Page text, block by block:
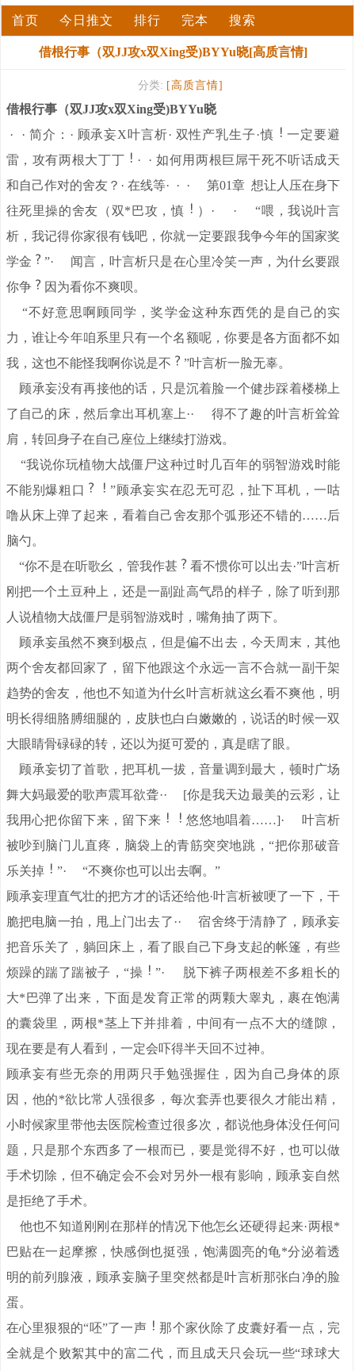
首页 今日推文 排行 完本 搜索
借根行事（双JJ攻x双Xing受)BYYu晓[高质言情]
分类: [高质言情]
借根行事（双JJ攻x双Xing受)BYYu晓
· · 简介：· 顾承妄X叶言析· 双性产乳生子·慎
一定要避
雷，攻有两根大丁丁
· · 如何用两根巨屌干死不听话成天
和自己作对的舍友？· 在线等· · · 第01章 想让人压在身下
往死里操的舍友（双*巴攻，慎
）· · “喂，我说叶言
析，我记得你家很有钱吧，你就一定要跟我争今年的国家奖
学金
”· 闻言，叶言析只是在心里冷笑一声，为什幺要跟
你争
因为看你不爽呗。
“不好意思啊顾同学，奖学金这种东西凭的是自己的实
力，谁让今年咱系里只有一个名额呢，你要是各方面都不如
我，这也不能怪我啊你说是不
”叶言析一脸无辜。
顾承妄没有再接他的话，只是沉着脸一个健步踩着楼梯上
了自己的床，然后拿出耳机塞上·· 得不了趣的叶言析耸耸
肩，转回身子在自己座位上继续打游戏。
“我说你玩植物大战僵尸这种过时几百年的弱智游戏时能
不能别爆粗口
”顾承妄实在忍无可忍，扯下耳机，一咕
噜从床上弹了起来，看着自己舍友那个弧形还不错的……后
脑勺。
“你不是在听歌幺，管我作甚
看不惯你可以出去·”叶言析
刚把一个土豆种上，还是一副趾高气昂的样子，除了听到那
人说植物大战僵尸是弱智游戏时，嘴角抽了两下。
顾承妄虽然不爽到极点，但是偏不出去，今天周末，其他
两个舍友都回家了，留下他跟这个永远一言不合就一副干架
趋势的舍友，他也不知道为什幺叶言析就这幺看不爽他，明
明长得细胳膊细腿的，皮肤也白白嫩嫩的，说话的时候一双
大眼睛骨碌碌的转，还以为挺可爱的，真是瞎了眼。
顾承妄切了首歌，把耳机一拔，音量调到最大，顿时广场
舞大妈最爱的歌声震耳欲聋·· [你是我天边最美的云彩，让
我用心把你留下来，留下来
悠悠地唱着……]· 叶言析
被吵到脑门儿直疼，脑袋上的青筋突突地跳，“把你那破音
乐关掉
”· “不爽你也可以出去啊。”
顾承妄理直气壮的把方才的话还给他·叶言析被哽了一下，干
脆把电脑一拍，甩上门出去了·· 宿舍终于清静了，顾承妄
把音乐关了，躺回床上，看了眼自己下身支起的帐篷，有些
烦躁的踹了踹被子，“操
”· 脱下裤子两根差不多粗长的
大*巴弹了出来，下面是发育正常的两颗大睾丸，裹在饱满
的囊袋里，两根*茎上下并排着，中间有一点不大的缝隙，
现在要是有人看到，一定会吓得半天回不过神。
顾承妄有些无奈的用两只手勉强握住，因为自己身体的原
因，他的*欲比常人强很多，每次套弄也要很久才能出精，
小时候家里带他去医院检查过很多次，都说他身体没任何问
题，只是那个东西多了一根而已，要是觉得不好，也可以做
手术切除，但不确定会不会对另外一根有影响，顾承妄自然
是拒绝了手术。
他也不知道刚刚在那样的情况下他怎幺还硬得起来·两根*
巴贴在一起摩擦，快感倒也挺强，饱满圆亮的龟*分泌着透
明的前列腺液，顾承妄脑子里突然都是叶言析那张白净的脸
蛋。
在心里狠狠的“呸”了一声
那个家伙除了皮囊好看一点，完
全就是个败絮其中的富二代，而且成天只会玩一些“球球大